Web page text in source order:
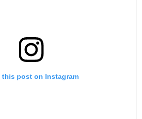
this post on Instagram